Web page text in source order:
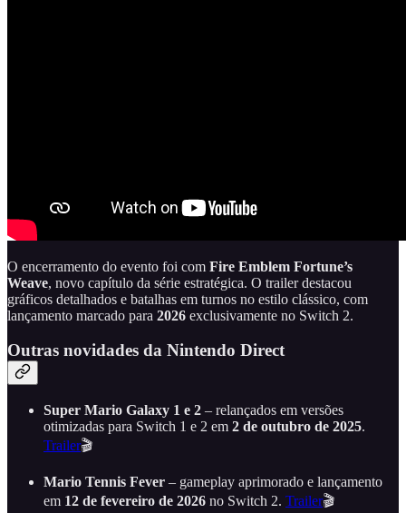
O encerramento do evento foi com Fire Emblem Fortune’s
Weave, novo capítulo da série estratégica. O trailer destacou
gráficos detalhados e batalhas em turnos no estilo clássico, com
lançamento marcado para 2026 exclusivamente no Switch 2.
Outras novidades da Nintendo Direct
Super Mario Galaxy 1 e 2 – relançados em versões
otimizadas para Switch 1 e 2 em 2 de outubro de 2025.
Trailer🎬
Mario Tennis Fever – gameplay aprimorado e lançamento
em 12 de fevereiro de 2026 no Switch 2. Trailer🎬